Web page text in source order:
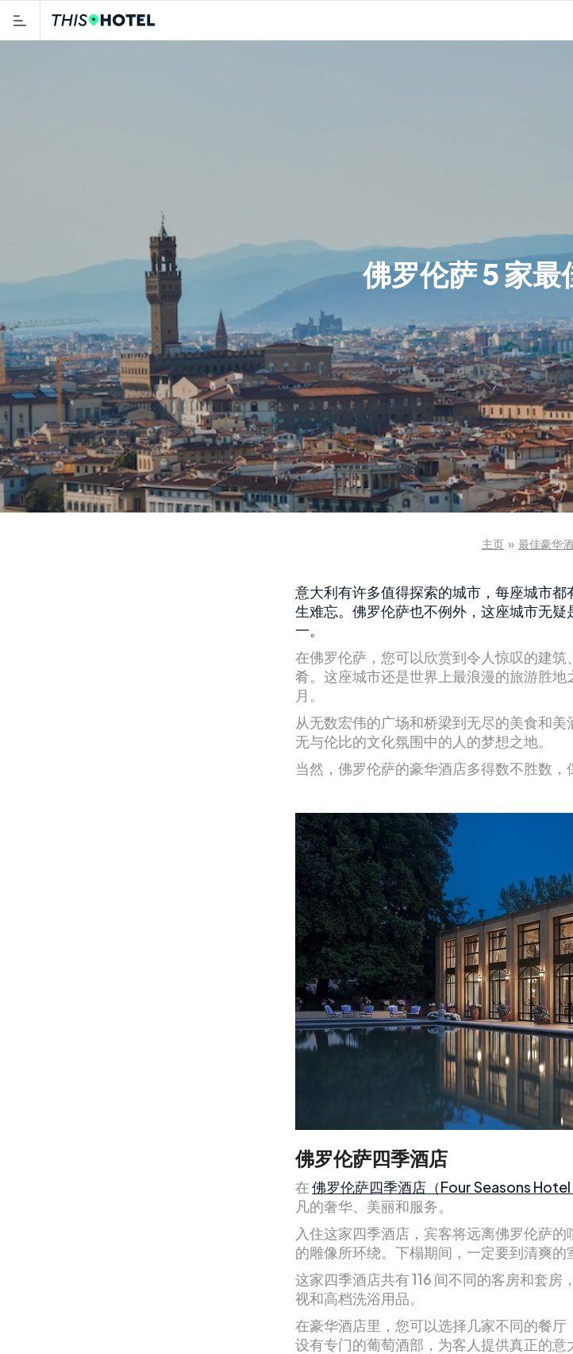
佛罗伦萨 5 家最
主页 » 最佳豪华
意大利有许多值得探索的城市，每座城市
生难忘。佛罗伦萨也不例外，这座城市无疑
一。
在佛罗伦萨，您可以欣赏到令人惊叹的建
肴。这座城市还是世界上最浪漫的旅游胜
月。
从无数宏伟的广场和桥梁到无尽的美食和
无与伦比的文化氛围中的人的梦想之地。
当然，佛罗伦萨的豪华酒店多得数不胜数，
佛罗伦萨四季酒店
在佛罗伦萨四季酒店（Four Seasons
凡的奢华、美丽和服务。
入住这家四季酒店，宾客将远离佛罗伦萨
的雕像所环绕。下榻期间，一定要到清爽的
这家四季酒店共有 116 间不同的客房和套
视和高档洗浴用品。
在豪华酒店里，您可以选择几家不同的餐
设有专门的葡萄酒部，为客人提供真正的意